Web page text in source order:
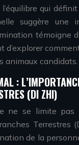
qui
suggère une
témoigne
d’explorer
animaux candidats.
:
(DI ZHI)
ne se limite pas
Terrestres
de la